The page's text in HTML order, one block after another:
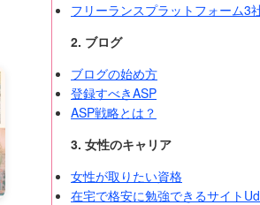
フリーランスプラットフォーム3
2. ブログ
ブログの始め方
登録すべきASP
ASP戦略とは？
3. 女性のキャリア
女性が取りたい資格
在宅で格安に勉強できるサイト